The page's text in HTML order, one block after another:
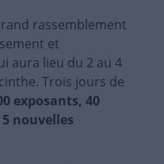
rassemblement
et
aura lieu du 2 au 4
Trois jours de
exposants, 40
nouvelles